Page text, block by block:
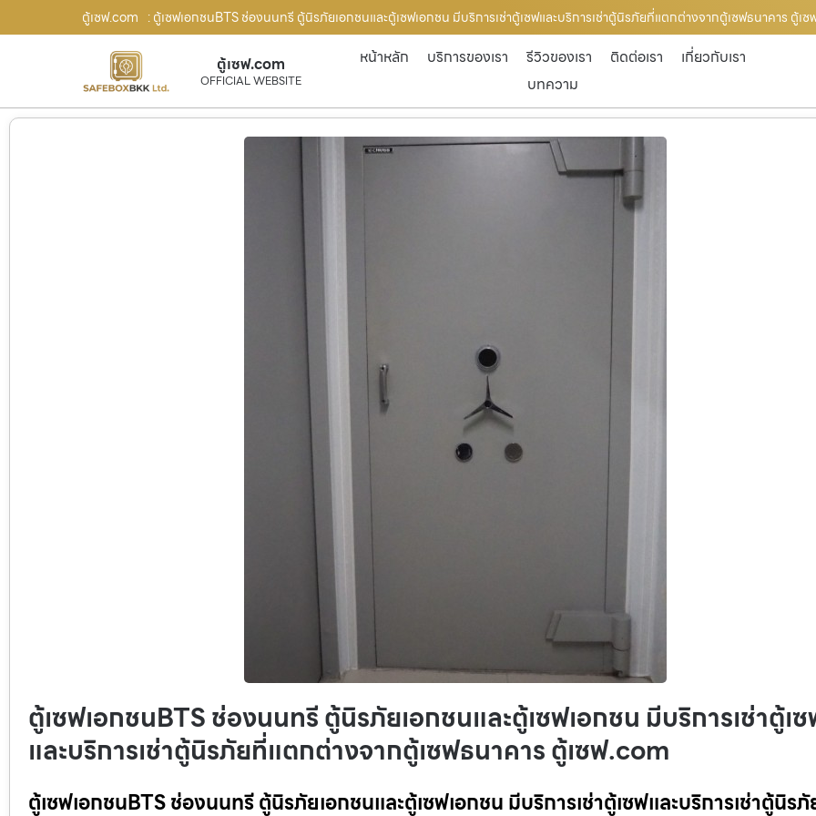
ตู้เซฟ.com : ตู้เซฟเอกชนBTS ช่องนนทรี ตู้นิรภัยเอกชนและตู้เซฟเอกชน มีบริการเช่าตู้เซฟและบริการเช่าตู้นิรภัยที่แตกต่างจากตู้เซฟธนาคาร ตู้เ
ตู้เซฟ.com
OFFICIAL WEBSITE
หน้าหลัก บริการของเรา รีวิวของเรา ติดต่อเรา
เกี่ยวกับเรา
บทความ
ตู้เซฟเอกชนBTS ช่องนนทรี ตู้นิรภัยเอกชนและตู้เซฟเอกชน มีบริการเช่าตู้เ
และบริการเช่าตู้นิรภัยที่แตกต่างจากตู้เซฟธนาคาร ตู้เซฟ.com
ตู้เซฟเอกชนBTS ช่องนนทรี ตู้นิรภัยเอกชนและตู้เซฟเอกชน มีบริการเช่าตู้เซฟและบริการเช่าตู้นิร